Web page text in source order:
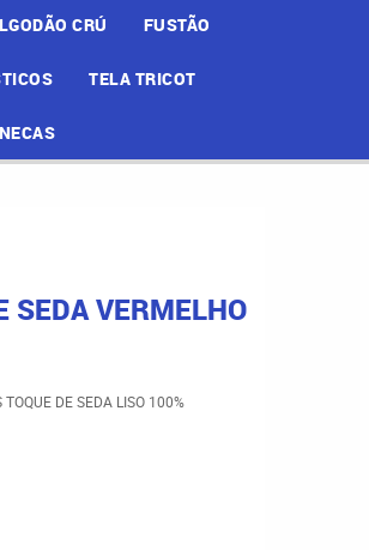
CRÚ FUSTÃO
TELA TRICOT
SEDA VERMELHO
TOQUE DE SEDA LISO 100%